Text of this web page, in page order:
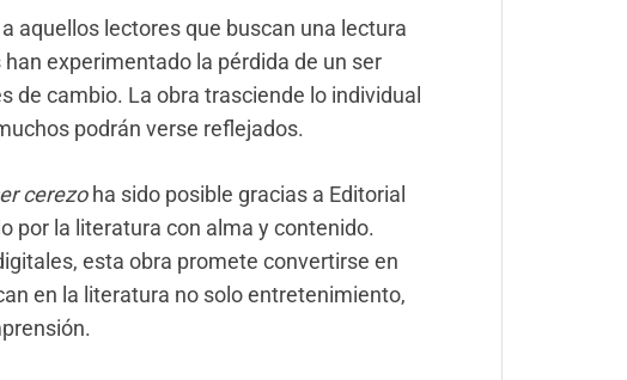
aquellos lectores que buscan una lectura
experimentado la pérdida de un ser
cambio. La obra trasciende lo individual
podrán verse reflejados.
cerezoha sido posible gracias a Editorial
por la literatura con alma y contenido.
esta obra promete convertirse en
en la literatura no solo entretenimiento,